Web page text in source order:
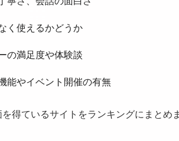
く使えるかどうか
の満足度や体験談
能やイベント開催の有無
得ているサイトをランキングにまとめ